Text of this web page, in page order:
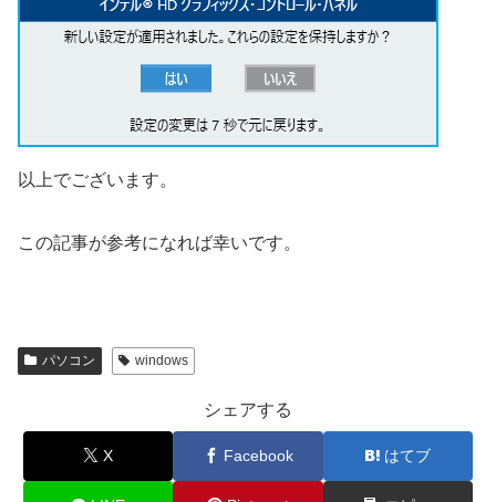
以上でございます。
この記事が参考になれば幸いです。
パソコン windows
シェアする
X Facebook はてブ